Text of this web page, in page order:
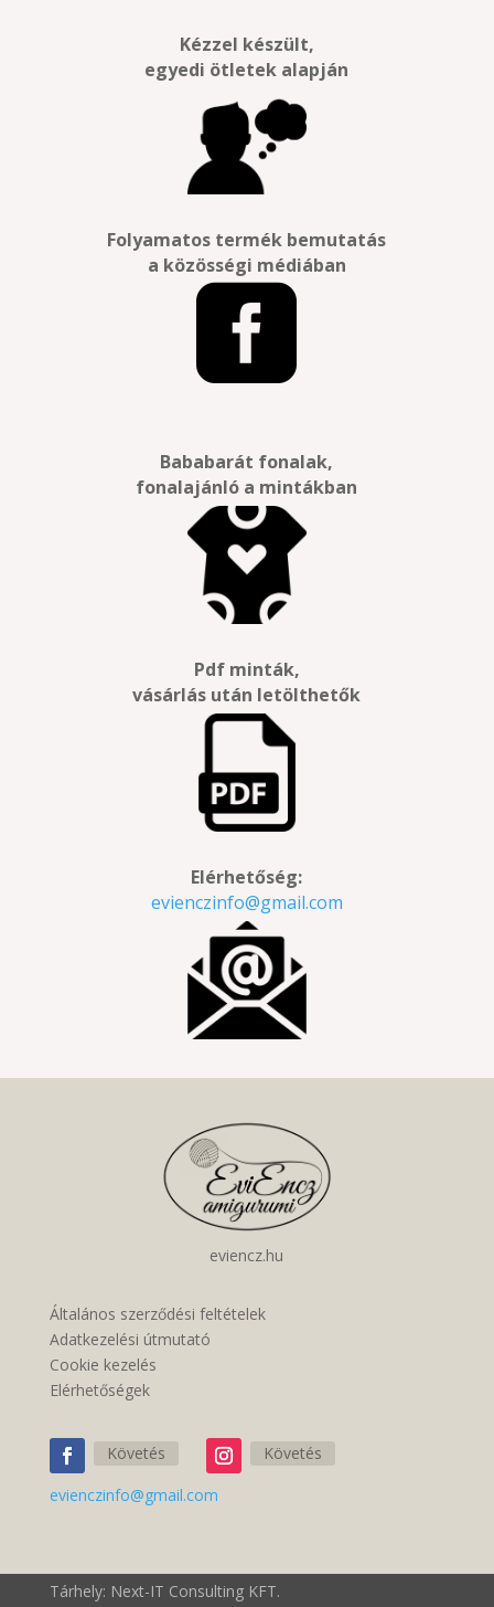
Kézzel készült,
egyedi ötletek alapján
Folyamatos termék bemutatás
a közösségi médiában

Bababarát fonalak,
fonalajánló a mintákban
Pdf minták,
vásárlás után letölthetők
Elérhetőség:
evienczinfo@gmail.com
eviencz.hu
Általános szerződési feltételek
Adatkezelési útmutató
Cookie kezelés
Elérhetőségek
Követés
Követés
evienczinfo@gmail.com
Tárhely: Next-IT Consulting KFT.